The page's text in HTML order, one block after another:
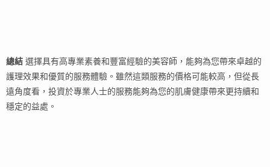
總結 選擇具有高專業素養和豐富經驗的美容師，能夠為您帶來卓越的
護理效果和優質的服務體驗。雖然這類服務的價格可能較高，但從長
遠角度看，投資於專業人士的服務能夠為您的肌膚健康帶來更持續和
穩定的益處。